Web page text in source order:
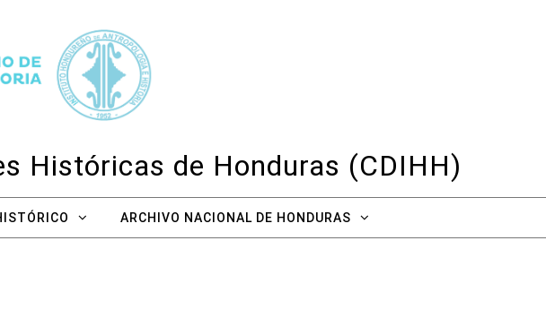
Históricas de Honduras (CDIHH)
ARCHIVO NACIONAL DE HONDURAS